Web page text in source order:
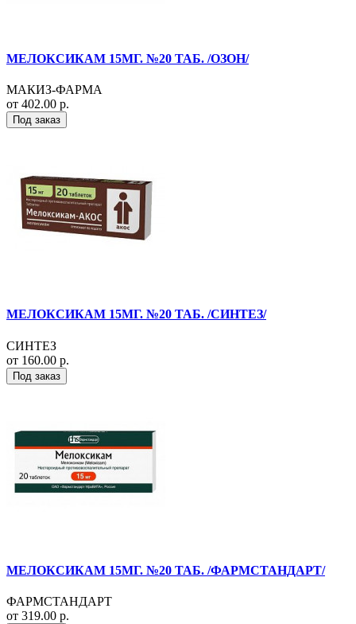
МЕЛОКСИКАМ 15МГ. №20 ТАБ. /ОЗОН/
МАКИЗ-ФАРМА
от 402.00 р.
Под заказ
МЕЛОКСИКАМ 15МГ. №20 ТАБ. /СИНТЕЗ/
СИНТЕЗ
от 160.00 р.
Под заказ
МЕЛОКСИКАМ 15МГ. №20 ТАБ. /ФАРМСТАНДАРТ/
ФАРМСТАНДАРТ
от 319.00 р.